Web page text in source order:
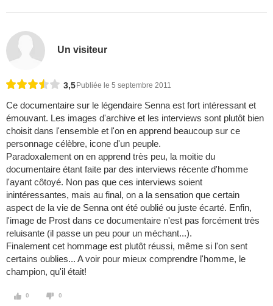
Un visiteur
3,5 Publiée le 5 septembre 2011
Ce documentaire sur le légendaire Senna est fort intéressant et
émouvant. Les images d'archive et les interviews sont plutôt bien
choisit dans l'ensemble et l'on en apprend beaucoup sur ce
personnage célèbre, icone d'un peuple.
Paradoxalement on en apprend très peu, la moitie du
documentaire étant faite par des interviews récente d'homme
l'ayant côtoyé. Non pas que ces interviews soient
inintéressantes, mais au final, on a la sensation que certain
aspect de la vie de Senna ont été oublié ou juste écarté. Enfin,
l'image de Prost dans ce documentaire n'est pas forcément très
reluisante (il passe un peu pour un méchant...).
Finalement cet hommage est plutôt réussi, même si l'on sent
certains oublies... A voir pour mieux comprendre l'homme, le
champion, qu'il était!
0 0